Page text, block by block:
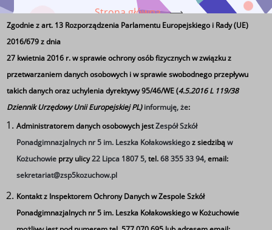
Strona główna
⟶
Uczniowie z Ukrainy w polskich szkołach
Uczniowie z Ukrainy w
polskich szkołach
Tagi
Uczniowie z Ukrainy w polskich szkołach
Zgodnie z art. 13 Rozporządzenia Parlamentu Europejskiego i Rady (UE)
2016/679 z dnia
27 kwietnia 2016 r. w sprawie ochrony osób fizycznych w związku z
przetwarzaniem danych osobowych i w sprawie swobodnego przepływu
takich danych oraz uchylenia dyrektywy 95/46/WE (4.5.2016 L 119/38
Dziennik Urzędowy Unii Europejskiej PL)informuję, że:
Administratorem danych osobowych jestZespół Szkół
Ponadgimnazjalnych nr 5 im. Leszka Kołakowskiegoz siedzibąw
Kożuchowie przy ulicy22 Lipca 1807 5,tel.68 355 33 94,email:
sekretariat@zsp5kozuchow.pl
Kontakt z Inspektorem Ochrony Danych w Zespole Szkół
Ponadgimnazjalnych nr 5 im. Leszka Kołakowskiego w Kożuchowie